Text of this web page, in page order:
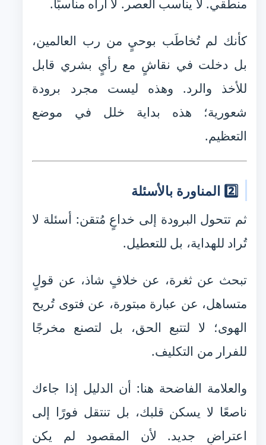
منطقي. لا يناسب العصر. لا أراه مناسبًا.
كأنك لم تُخاطَب بوحيٍ من رب العالمين،
بل دخلت في نقاشٍ مع رأيٍ بشري قابل
للأخذ والرد. وهذه ليست مجرد برودة
شعورية؛ هذه بداية خلل في موضع
التعظيم.
2️⃣ المناورة بالأسئلة
ثم تتحول البرودة إلى خداعٍ مُتقن: أسئلة لا
تُراد للهداية، بل للتعطيل.
تبحث عن ثغرة، عن خلافٍ شاذ، عن قولٍ
متساهل، عن عبارة مبتورة، عن فتوى تُريح
الهوى؛ لا لتتبع الحق، بل لتصنع مخرجًا
للفرار من التكليف.
والعلامة الفاضحة هنا: أن الدليل إذا جاءك
ناصعًا لا يسكن قلبك، بل تنتقل فورًا إلى
اعتراضٍ جديد. لأن المقصود لم يكن